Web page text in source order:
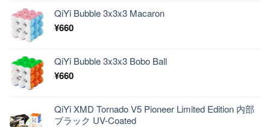
QiYi Bubble 3x3x3 Macaron
¥660
QiYi Bubble 3x3x3 Bobo Ball
¥660
QiYi XMD Tornado V5 Pioneer Limited Edition 内部
ブラック UV-Coated